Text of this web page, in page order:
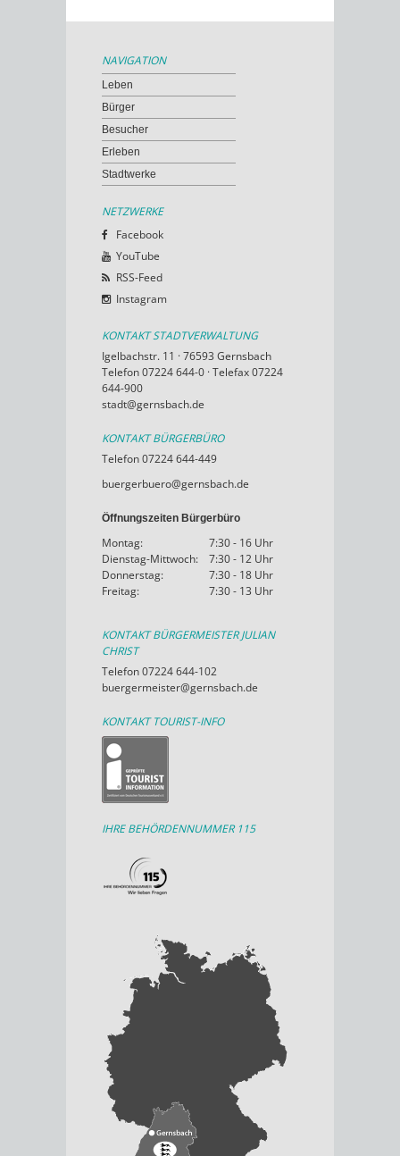
NAVIGATION
Leben
Bürger
Besucher
Erleben
Stadtwerke
NETZWERKE
Facebook
YouTube
RSS-Feed
Instagram
KONTAKT STADTVERWALTUNG
Igelbachstr. 11 · 76593 Gernsbach
Telefon 07224 644-0 · Telefax 07224
644-900
stadt@gernsbach.de
KONTAKT BÜRGERBÜRO
Telefon 07224 644-449
buergerbuero@gernsbach.de
Öffnungszeiten Bürgerbüro
Montag:
7:30 - 16 Uhr
Dienstag-Mittwoch:
7:30 - 12 Uhr
Donnerstag:
7:30 - 18 Uhr
Freitag:
7:30 - 13 Uhr
KONTAKT BÜRGERMEISTER JULIAN
CHRIST
Telefon 07224 644-102
buergermeister@gernsbach.de
KONTAKT TOURIST-INFO
IHRE BEHÖRDENNUMMER 115